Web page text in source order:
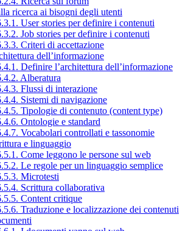
ricerca ai bisogni degli utenti
User stories per definire i contenuti
Job stories per definire i contenuti
Criteri di accettazione
dell’informazione
Definire l’architettura dell’informazione
Alberatura
Flussi di interazione
Sistemi di navigazione
Tipologie di contenuto (content type)
Ontologie e standard
Vocabolari controllati e tassonomie
e linguaggio
Come leggono le persone sul web
Le regole per un linguaggio semplice
Microtesti
Scrittura collaborativa
Content critique
Traduzione e localizzazione dei contenuti